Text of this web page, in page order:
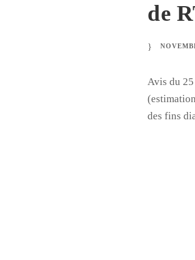
de
Avis du
des fins